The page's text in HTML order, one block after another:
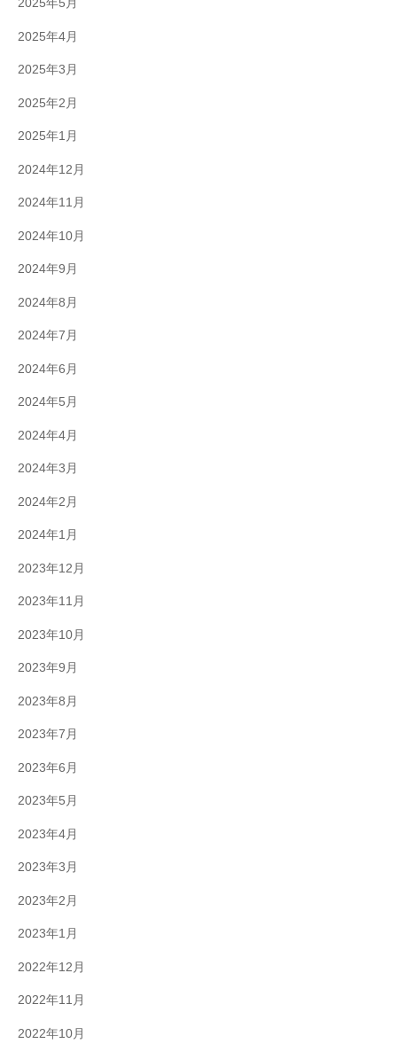
2025年5月
2025年4月
2025年3月
2025年2月
2025年1月
2024年12月
2024年11月
2024年10月
2024年9月
2024年8月
2024年7月
2024年6月
2024年5月
2024年4月
2024年3月
2024年2月
2024年1月
2023年12月
2023年11月
2023年10月
2023年9月
2023年8月
2023年7月
2023年6月
2023年5月
2023年4月
2023年3月
2023年2月
2023年1月
2022年12月
2022年11月
2022年10月